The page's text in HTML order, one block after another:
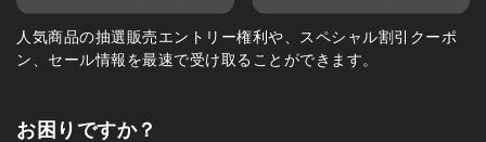
人気商品の抽選販売エントリー権利や、スペシャル割引クーポ
ン、セール情報を最速で受け取ることができます。
お困りですか？